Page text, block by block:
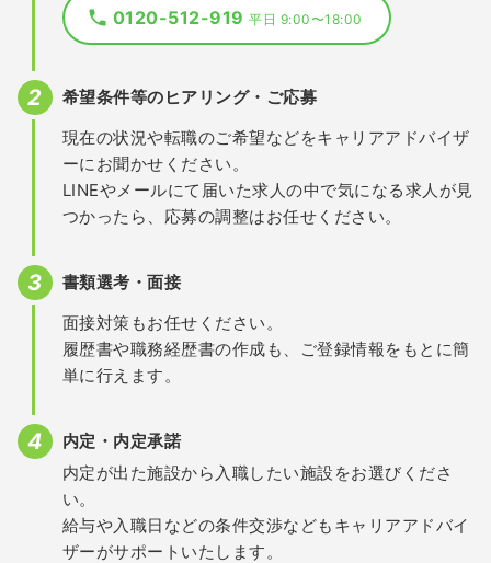
0120-512-919平日 9:00〜18:00
希望条件等のヒアリング・ご応募
現在の状況や転職のご希望などをキャリアアドバイザ
ーにお聞かせください。
LINEやメールにて届いた求人の中で気になる求人が見
つかったら、応募の調整はお任せください。
書類選考・面接
面接対策もお任せください。
履歴書や職務経歴書の作成も、ご登録情報をもとに簡
単に行えます。
内定・内定承諾
内定が出た施設から入職したい施設をお選びくださ
い。
給与や入職日などの条件交渉などもキャリアアドバイ
ザーがサポートいたします。